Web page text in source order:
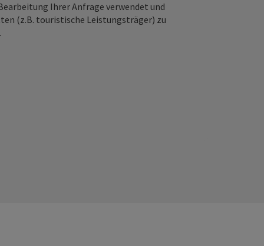
Ihrer Anfrage verwendet und
(z.B. touristische Leistungsträger) zu
.